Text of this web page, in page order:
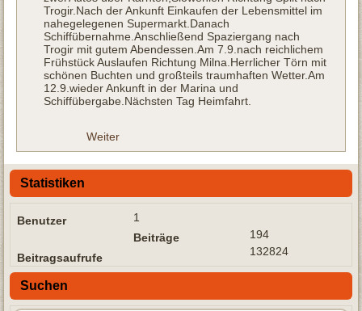
Trogir.Nach der Ankunft Einkaufen der Lebensmittel im
nahegelegenen Supermarkt.Danach
Schiffübernahme.Anschließend Spaziergang nach
Trogir mit gutem Abendessen.Am 7.9.nach reichlichem
Frühstück Auslaufen Richtung Milna.Herrlicher Törn mit
schönen Buchten und großteils traumhaften Wetter.Am
12.9.wieder Ankunft in der Marina und
Schiffübergabe.Nächsten Tag Heimfahrt.
Weiter
Statistiken
Benutzer
1
Beiträge
194
Beitragsaufrufe
132824
Suchen